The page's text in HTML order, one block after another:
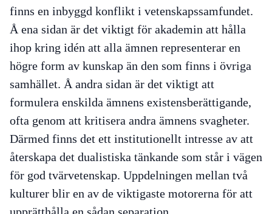
finns en inbyggd konflikt i vetenskapssamfundet.
Å ena sidan är det viktigt för akademin att hålla
ihop kring idén att alla ämnen representerar en
högre form av kunskap än den som finns i övriga
samhället. Å andra sidan är det viktigt att
formulera enskilda ämnens existensberättigande,
ofta genom att kritisera andra ämnens svagheter.
Därmed finns det ett institutionellt intresse av att
återskapa det dualistiska tänkande som står i vägen
för god tvärvetenskap. Uppdelningen mellan två
kulturer blir en av de viktigaste motorerna för att